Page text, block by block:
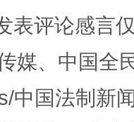
表评论感言
媒、中国全
中国法制新